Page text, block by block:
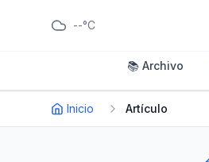
--°C
📚 Archivo
Inicio Artículo